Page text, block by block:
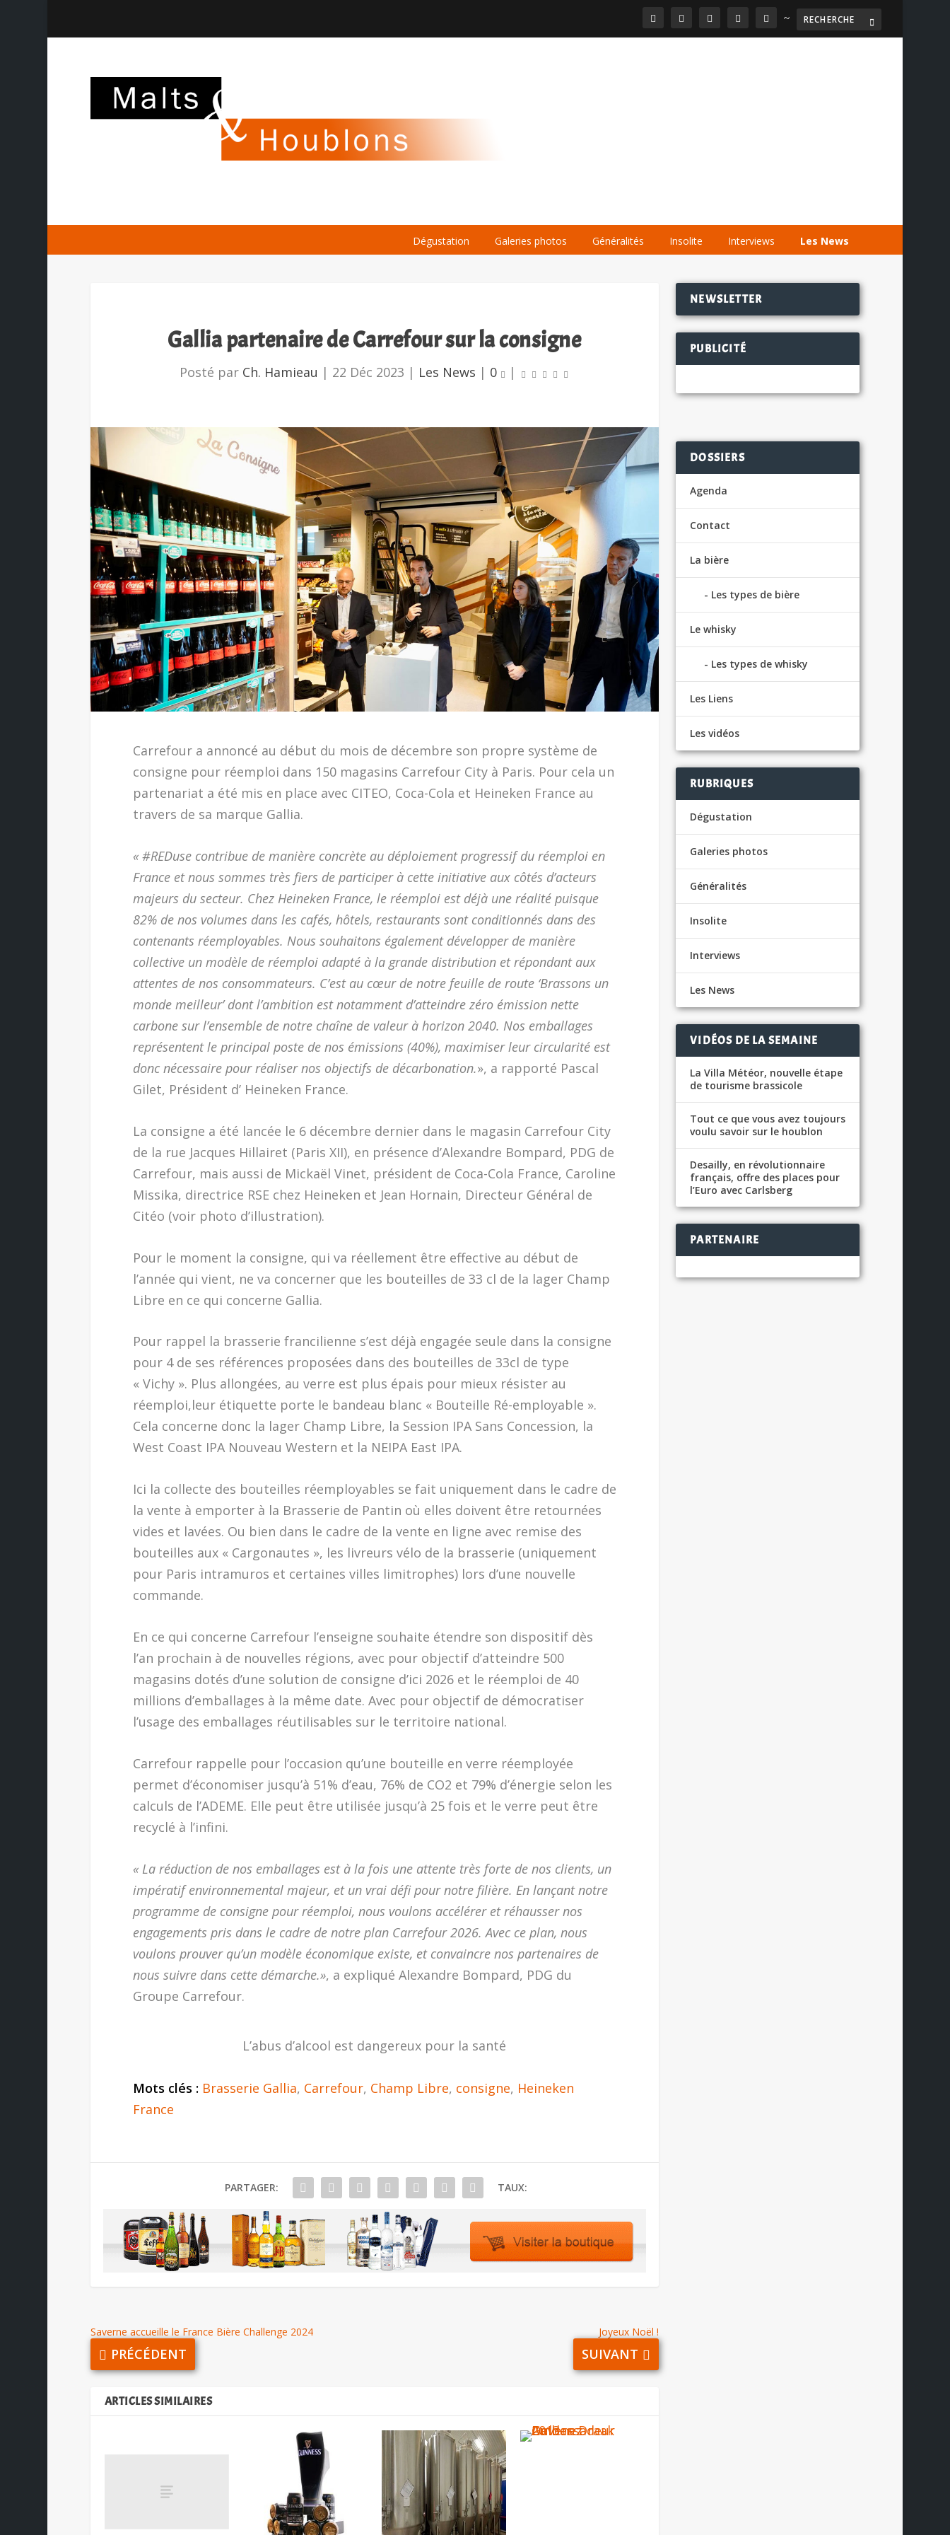
~
Dégustation Galeries photos Généralités Insolite Interviews Les News
Gallia partenaire de Carrefour sur la consigne
Posté par Ch. Hamieau | 22 Déc 2023 | Les News | 0 |
Carrefour a annoncé au début du mois de décembre son propre système de
consigne pour réemploi dans 150 magasins Carrefour City à Paris. Pour cela un
partenariat a été mis en place avec CITEO, Coca-Cola et Heineken France au
travers de sa marque Gallia.
« #REDuse contribue de manière concrète au déploiement progressif du réemploi en
France et nous sommes très fiers de participer à cette initiative aux côtés d’acteurs
majeurs du secteur. Chez Heineken France, le réemploi est déjà une réalité puisque
82% de nos volumes dans les cafés, hôtels, restaurants sont conditionnés dans des
contenants réemployables. Nous souhaitons également développer de manière
collective un modèle de réemploi adapté à la grande distribution et répondant aux
attentes de nos consommateurs. C’est au cœur de notre feuille de route ‘Brassons un
monde meilleur’ dont l’ambition est notamment d’atteindre zéro émission nette
carbone sur l’ensemble de notre chaîne de valeur à horizon 2040. Nos emballages
représentent le principal poste de nos émissions (40%), maximiser leur circularité est
donc nécessaire pour réaliser nos objectifs de décarbonation.», a rapporté Pascal
Gilet, Président d’ Heineken France.
La consigne a été lancée le 6 décembre dernier dans le magasin Carrefour City
de la rue Jacques Hillairet (Paris XII), en présence d’Alexandre Bompard, PDG de
Carrefour, mais aussi de Mickaël Vinet, président de Coca-Cola France, Caroline
Missika, directrice RSE chez Heineken et Jean Hornain, Directeur Général de
Citéo (voir photo d’illustration).
Pour le moment la consigne, qui va réellement être effective au début de
l’année qui vient, ne va concerner que les bouteilles de 33 cl de la lager Champ
Libre en ce qui concerne Gallia.
Pour rappel la brasserie francilienne s’est déjà engagée seule dans la consigne
pour 4 de ses références proposées dans des bouteilles de 33cl de type
« Vichy ». Plus allongées, au verre est plus épais pour mieux résister au
réemploi,leur étiquette porte le bandeau blanc « Bouteille Ré-employable ».
Cela concerne donc la lager Champ Libre, la Session IPA Sans Concession, la
West Coast IPA Nouveau Western et la NEIPA East IPA.
Ici la collecte des bouteilles réemployables se fait uniquement dans le cadre de
la vente à emporter à la Brasserie de Pantin où elles doivent être retournées
vides et lavées. Ou bien dans le cadre de la vente en ligne avec remise des
bouteilles aux « Cargonautes », les livreurs vélo de la brasserie (uniquement
pour Paris intramuros et certaines villes limitrophes) lors d’une nouvelle
commande.
En ce qui concerne Carrefour l’enseigne souhaite étendre son dispositif dès
l’an prochain à de nouvelles régions, avec pour objectif d’atteindre 500
magasins dotés d’une solution de consigne d’ici 2026 et le réemploi de 40
millions d’emballages à la même date. Avec pour objectif de démocratiser
l’usage des emballages réutilisables sur le territoire national.
Carrefour rappelle pour l’occasion qu’une bouteille en verre réemployée
permet d’économiser jusqu’à 51% d’eau, 76% de CO2 et 79% d’énergie selon les
calculs de l’ADEME. Elle peut être utilisée jusqu’à 25 fois et le verre peut être
recyclé à l’infini.
« La réduction de nos emballages est à la fois une attente très forte de nos clients, un
impératif environnemental majeur, et un vrai défi pour notre filière. En lançant notre
programme de consigne pour réemploi, nous voulons accélérer et réhausser nos
engagements pris dans le cadre de notre plan Carrefour 2026. Avec ce plan, nous
voulons prouver qu’un modèle économique existe, et convaincre nos partenaires de
nous suivre dans cette démarche.», a expliqué Alexandre Bompard, PDG du
Groupe Carrefour.
L’abus d’alcool est dangereux pour la santé
Mots clés : Brasserie Gallia, Carrefour, Champ Libre, consigne, Heineken
France
PARTAGER: TAUX:
Saverne accueille le France Bière Challenge 2024
PRÉCÉDENT
Joyeux Noël !
SUIVANT
ARTICLES SIMILAIRES
NEWSLETTER
PUBLICITÉ
DOSSIERS
Agenda
Contact
La bière
Les types de bière
Le whisky
Les types de whisky
Les Liens
Les vidéos
RUBRIQUES
Dégustation
Galeries photos
Généralités
Insolite
Interviews
Les News
VIDÉOS DE LA SEMAINE
La Villa Météor, nouvelle étape
de tourisme brassicole
Tout ce que vous avez toujours
voulu savoir sur le houblon
Desailly, en révolutionnaire
français, offre des places pour
l’Euro avec Carlsberg
PARTENAIRE